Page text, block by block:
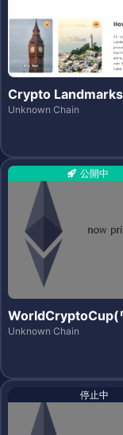
Crypto
トランドマークス)
Unknown Chain
公開中
WorldCryptoCup(
ドクリプトカップ)
Unknown Chain
停止中